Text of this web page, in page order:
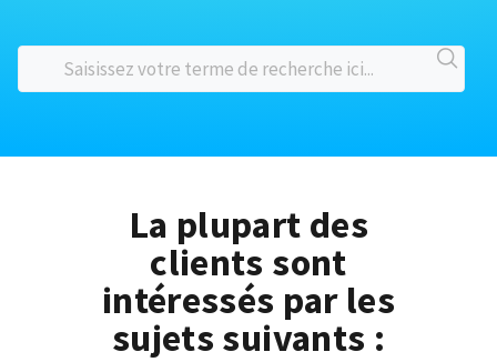
La plupart des
clients sont
intéressés par les
sujets suivants :